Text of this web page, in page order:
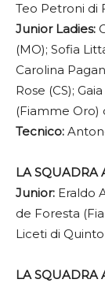
Teo Petroni di
Junior Ladies:
(MO); Sofia
Carolina
Rose (CS);
(Fiamme Oro)
Tecnico:
LA SQUADRA
Junior: Eraldo
de Foresta
Liceti di
LA SQUADRA